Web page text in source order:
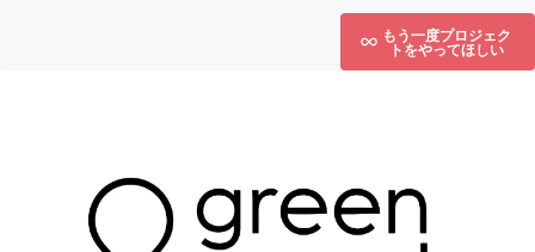
もう一度プロジェク
トをやってほしい